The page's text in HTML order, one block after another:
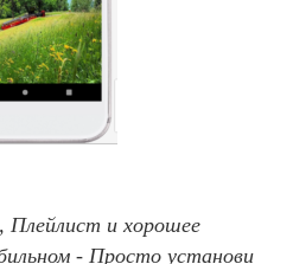
и хорошее
- Просто установи